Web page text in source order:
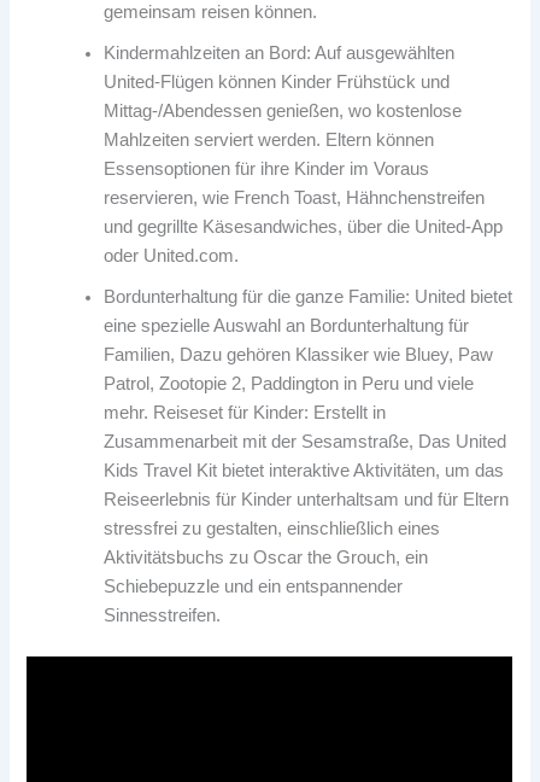
gemeinsam reisen können.
Kindermahlzeiten an Bord: Auf ausgewählten
United-Flügen können Kinder Frühstück und
Mittag-/Abendessen genießen, wo kostenlose
Mahlzeiten serviert werden. Eltern können
Essensoptionen für ihre Kinder im Voraus
reservieren, wie French Toast, Hähnchenstreifen
und gegrillte Käsesandwiches, über die United-App
oder United.com.
Bordunterhaltung für die ganze Familie: United bietet
eine spezielle Auswahl an Bordunterhaltung für
Familien, Dazu gehören Klassiker wie Bluey, Paw
Patrol, Zootopie 2, Paddington in Peru und viele
mehr. Reiseset für Kinder: Erstellt in
Zusammenarbeit mit der Sesamstraße, Das United
Kids Travel Kit bietet interaktive Aktivitäten, um das
Reiseerlebnis für Kinder unterhaltsam und für Eltern
stressfrei zu gestalten, einschließlich eines
Aktivitätsbuchs zu Oscar the Grouch, ein
Schiebepuzzle und ein entspannender
Sinnesstreifen.